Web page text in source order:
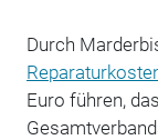
Durch
Euro führen,